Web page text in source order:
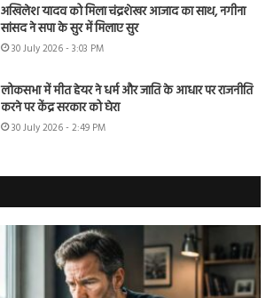
अखिलेश यादव को मिला चंद्रशेखर आजाद का साथ, नगीना
सांसद ने सपा के सुर में मिलाए सुर
30 July 2026 - 3:03 PM
लोकसभा में मीत हेयर ने धर्म और जाति के आधार पर राजनीति
करने पर केंद्र सरकार को घेरा
30 July 2026 - 2:49 PM